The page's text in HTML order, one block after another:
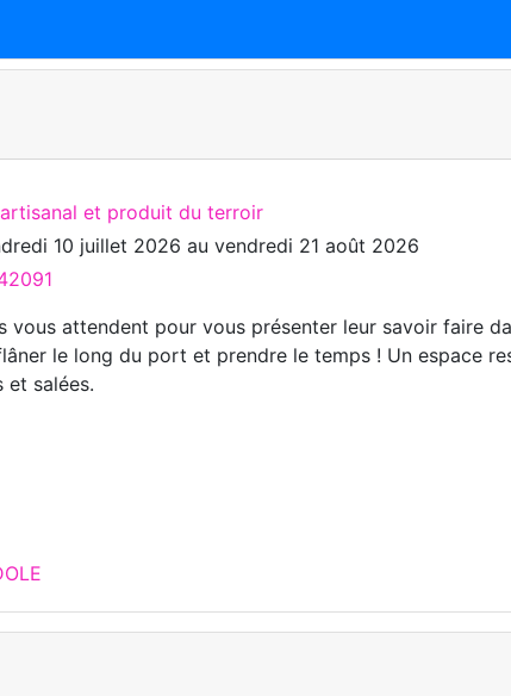
et produit du terroir
10 juillet 2026 au vendredi 21 août 2026
vous attendent pour vous présenter leur savoir faire
le long du port et prendre le temps ! Un espace
et salées.